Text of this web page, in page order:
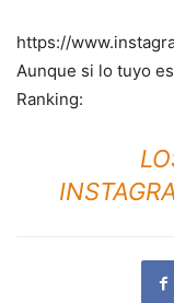
https://
Aunque si lo tuyo
Ranking: